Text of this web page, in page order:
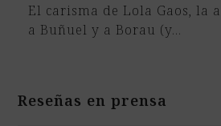
El carisma de Lola Gaos, la
a Buñuel y a Borau (y…
Reseñas en prensa